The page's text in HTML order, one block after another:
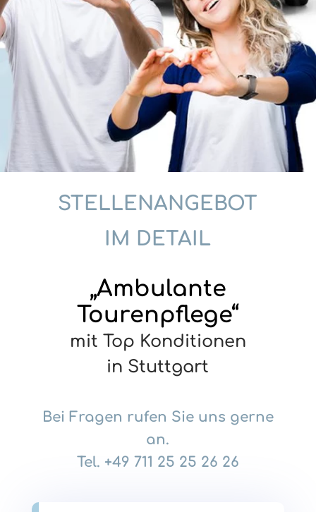
STELLENANGEBOT
IM DETAIL
„Ambulante
Tourenpflege“
mit Top Konditionen
in Stuttgart
Bei Fragen rufen Sie uns gerne
an.
Tel. +49 711 25 25 26 26